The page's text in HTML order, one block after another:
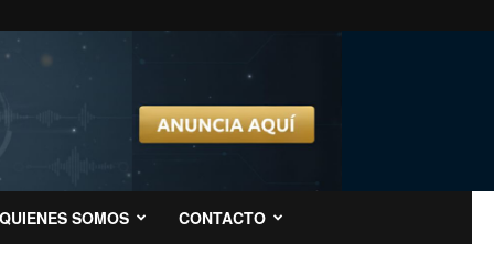
QUIENES SOMOS CONTACTO